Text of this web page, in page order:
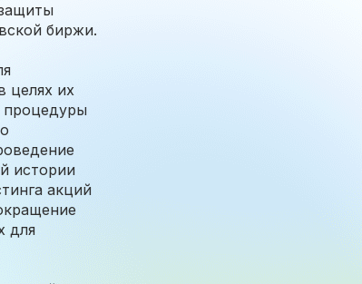
биржи.
целях их
процедуры
истории
акций
для